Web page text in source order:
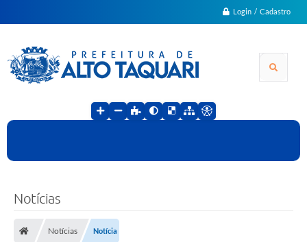
Login / Cadastro
Notícias
Notícias Notícia